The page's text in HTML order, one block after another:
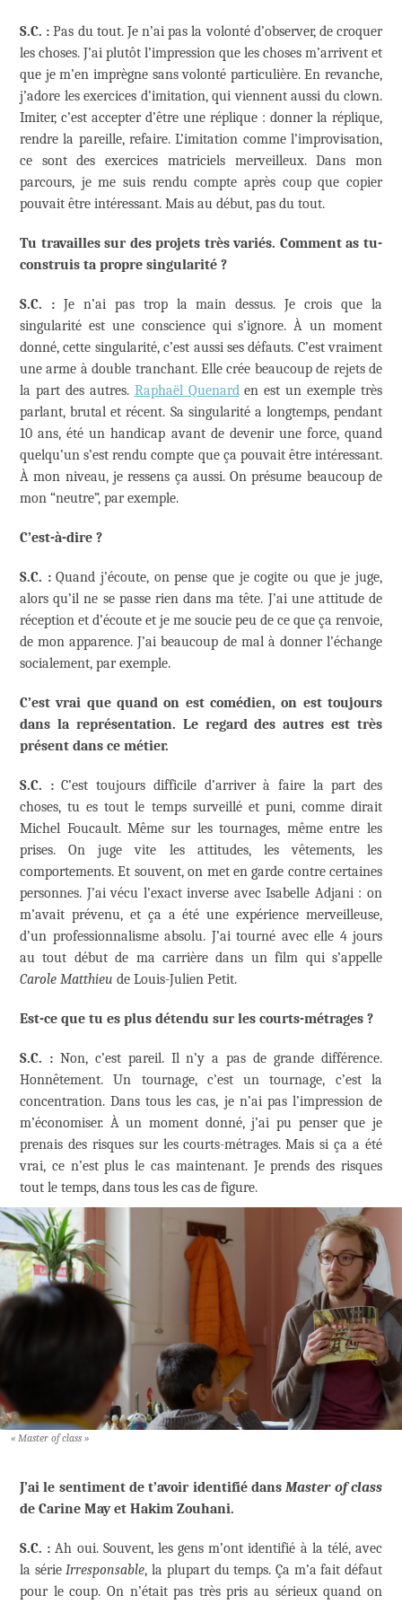
S.C. :Pas du tout. Je n’ai pas la volonté d’observer, de croquer
les choses. J’ai plutôt l’impression que les choses m’arrivent et
que je m’en imprègne sans volonté particulière. En revanche,
j’adore les exercices d’imitation, qui viennent aussi du clown.
Imiter, c’est accepter d’être une réplique : donner la réplique,
rendre la pareille, refaire. L’imitation comme l’improvisation,
ce sont des exercices matriciels merveilleux. Dans mon
parcours, je me suis rendu compte après coup que copier
pouvait être intéressant. Mais au début, pas du tout.
Tu travailles sur des projets très variés. Comment as tu-
construis ta propre singularité ?
S.C. : Je n’ai pas trop la main dessus. Je crois que la
singularité est une conscience qui s’ignore. À un moment
donné, cette singularité, c’est aussi ses défauts. C’est vraiment
une arme à double tranchant. Elle crée beaucoup de rejets de
la part des autres. Raphaël Quenarden est un exemple très
parlant, brutal et récent. Sa singularité a longtemps, pendant
10 ans, été un handicap avant de devenir une force, quand
quelqu’un s’est rendu compte que ça pouvait être intéressant.
À mon niveau, je ressens ça aussi. On présume beaucoup de
mon “neutre”, par exemple.
C’est-à-dire ?
S.C. :Quand j’écoute, on pense que je cogite ou que je juge,
alors qu’il ne se passe rien dans ma tête. J’ai une attitude de
réception et d’écoute et je me soucie peu de ce que ça renvoie,
de mon apparence. J’ai beaucoup de mal à donner l’échange
socialement, par exemple.
C’est vrai que quand on est comédien, on est toujours
dans la représentation. Le regard des autres est très
présent dans ce métier.
S.C. :C’est toujours difficile d’arriver à faire la part des
choses, tu es tout le temps surveillé et puni, comme dirait
Michel Foucault. Même sur les tournages, même entre les
prises. On juge vite les attitudes, les vêtements, les
comportements. Et souvent, on met en garde contre certaines
personnes. J’ai vécu l’exact inverse avec Isabelle Adjani : on
m’avait prévenu, et ça a été une expérience merveilleuse,
d’un professionnalisme absolu. J’ai tourné avec elle 4 jours
au tout début de ma carrière dans un film qui s’appelle
Carole Matthieu de Louis-Julien Petit.
Est-ce que tu es plus détendu sur les courts-métrages ?
S.C. : Non, c’est pareil. Il n’y a pas de grande différence.
Honnêtement. Un tournage, c’est un tournage, c’est la
concentration. Dans tous les cas, je n’ai pas l’impression de
m’économiser. À un moment donné, j’ai pu penser que je
prenais des risques sur les courts-métrages. Mais si ça a été
vrai, ce n’est plus le cas maintenant. Je prends des risques
tout le temps, dans tous les cas de figure.
« Master of class »
J’ai le sentiment de t’avoir identifié dansMaster of class
de Carine May et Hakim Zouhani.
S.C. :Ah oui. Souvent, les gens m’ont identifié à la télé, avec
la sérieIrresponsable, la plupart du temps. Ça m’a fait défaut
pour le coup. On n’était pas très pris au sérieux quand on